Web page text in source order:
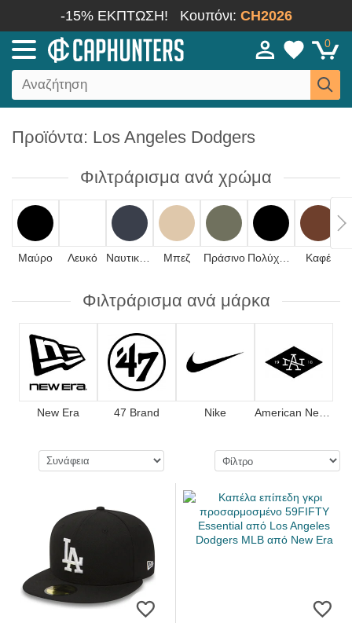
-15% ΕΚΠΤΩΣΗ! Κουπόνι: CH2026
0
Προϊόντα: Los Angeles Dodgers
Φιλτράρισμα ανά χρώμα
Μαύρο Λευκό Μπεζ Πράσινο Καφέ
Φιλτράρισμα ανά μάρκα
New Era 47 Brand Nike